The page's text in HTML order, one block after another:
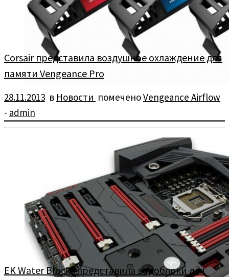
Сегодня компания Corsair представила воздушное
охлаждение для памяти Vengeance Pro — Vengeance Airflow.
Corsair представила воздушное охлаждение для
памяти Vengeance Pro
28.11.2013 в Новости помеченоVengeance Airflow
- admin
EK Water Blocks представила водоблоки для